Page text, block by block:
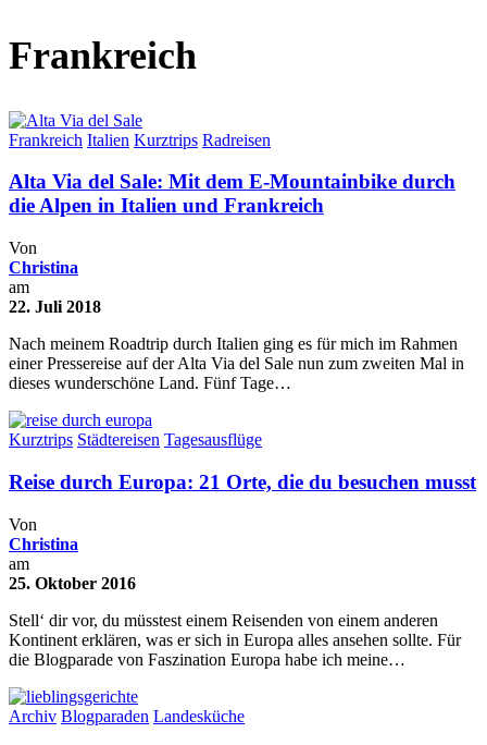
Frankreich
Frankreich Italien Kurztrips Radreisen
Alta Via del Sale: Mit dem E-Mountainbike durch
die Alpen in Italien und Frankreich
Von
Christina
am
22. Juli 2018
Nach meinem Roadtrip durch Italien ging es für mich im Rahmen
einer Pressereise auf der Alta Via del Sale nun zum zweiten Mal in
dieses wunderschöne Land. Fünf Tage…
Kurztrips Städtereisen Tagesausflüge
Reise durch Europa: 21 Orte, die du besuchen musst
Von
Christina
am
25. Oktober 2016
Stell‘ dir vor, du müsstest einem Reisenden von einem anderen
Kontinent erklären, was er sich in Europa alles ansehen sollte. Für
die Blogparade von Faszination Europa habe ich meine…
Archiv Blogparaden Landesküche